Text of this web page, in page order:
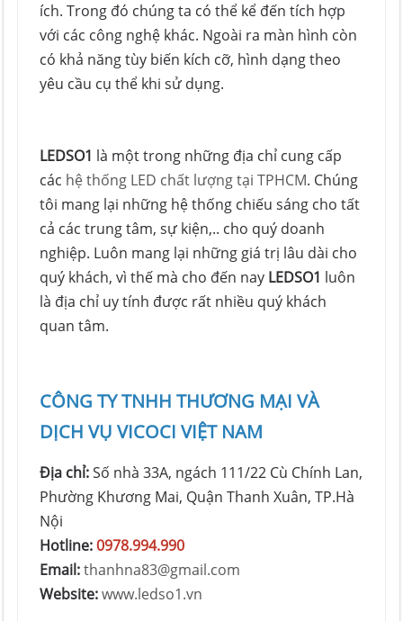
ích. Trong đó chúng ta có thể kể đến tích hợp
với các công nghệ khác. Ngoài ra màn hình còn
có khả năng tùy biến kích cỡ, hình dạng theo
yêu cầu cụ thể khi sử dụng.
LEDSO1 là một trong những địa chỉ cung cấp
các hệ thống LED chất lượng tại TPHCM. Chúng
tôi mang lại những hệ thống chiếu sáng cho tất
cả các trung tâm, sự kiện,.. cho quý doanh
nghiệp. Luôn mang lại những giá trị lâu dài cho
quý khách, vì thế mà cho đến nay LEDSO1 luôn
là địa chỉ uy tính được rất nhiều quý khách
quan tâm.
CÔNG TY TNHH THƯƠNG MẠI VÀ
DỊCH VỤ VICOCI VIỆT NAM
Địa chỉ:Số nhà 33A, ngách 111/22 Cù Chính Lan,
Phường Khương Mai, Quận Thanh Xuân, TP.Hà
Nội
Hotline: 0978.994.990
Email: thanhna83@gmail.com
Website: www.ledso1.vn